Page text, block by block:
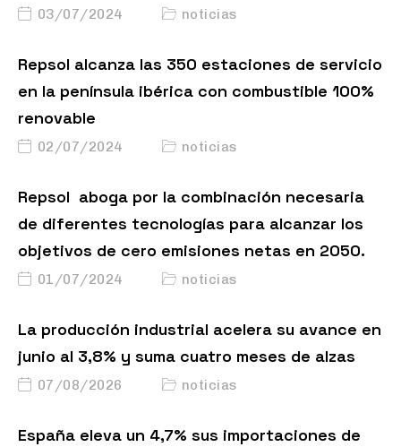
03/07/2024 noticias
Repsol alcanza las 350 estaciones de servicio
en la península ibérica con combustible 100%
renovable
02/07/2024 noticias
Repsol aboga por la combinación necesaria
de diferentes tecnologías para alcanzar los
objetivos de cero emisiones netas en 2050.
01/07/2024 noticias
La producción industrial acelera su avance en
junio al 3,8% y suma cuatro meses de alzas
07/08/2026 noticias
España eleva un 4,7% sus importaciones de